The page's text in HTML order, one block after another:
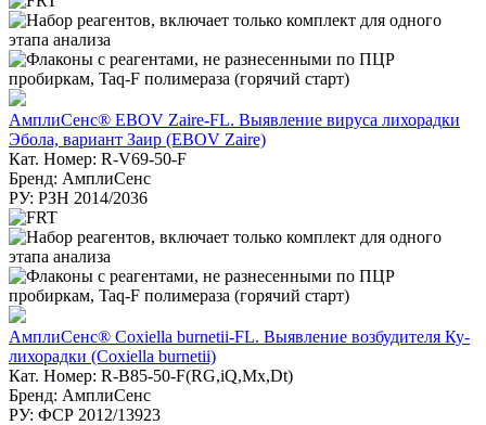
АмплиСенс® EBOV Zaire-FL. Выявление вируса лихорадки
Эбола, вариант Заир (EBOV Zaire)
Кат. Номер: R-V69-50-F
Бренд: АмплиСенс
РУ: РЗН 2014/2036
АмплиСенс® Coxiella burnetii-FL. Выявление возбудителя Ку-
лихорадки (Coxiella burnetii)
Кат. Номер: R-B85-50-F(RG,iQ,Mx,Dt)
Бренд: АмплиСенс
РУ: ФСР 2012/13923